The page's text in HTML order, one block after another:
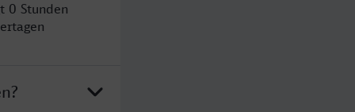
0 Stunden